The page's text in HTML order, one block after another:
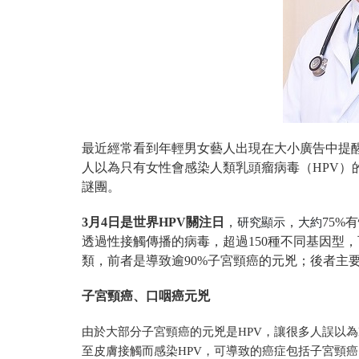
最近經常看到 年輕男女藝人 出現在大小廣告中提
人以為只有女性會感染人類乳頭瘤病毒（HPV
謎團。
3月4日是世界HPV關注日 ， 研究顯示 ， 大約75%
透過性接觸傳播的病毒，超過150種不同基因型
類，前者是導致逾90%子宮頸癌的元兇；後者主
子宮頸癌、口咽癌元兇
由於大部分子宮頸癌的元兇是HPV，讓很多人誤以
至皮膚接觸而感染HPV，可導致的癌症包括子宮頸